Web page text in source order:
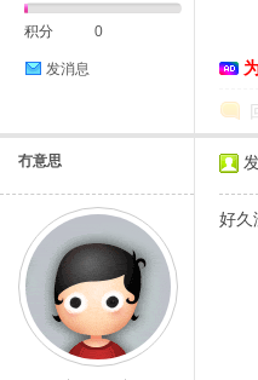
积分 0
发消息
冇意思
好久